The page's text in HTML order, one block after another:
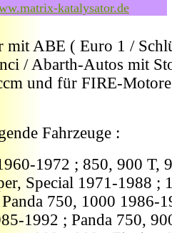
katalysator.de
mit ABE ( Euro 1 /
/ Abarth-Autos mit
und für FIRE-
Fahrzeuge :
1972 ; 850, 900 T,
Special 1971-1988 ;
750, 1000 1986-
1992 ; Panda 750,